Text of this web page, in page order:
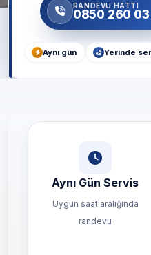
RANDEVU HATTI
0850 260 03
Aynı gün Yerinde
Aynı Gün Servis
Uygun saat aralığında
randevu